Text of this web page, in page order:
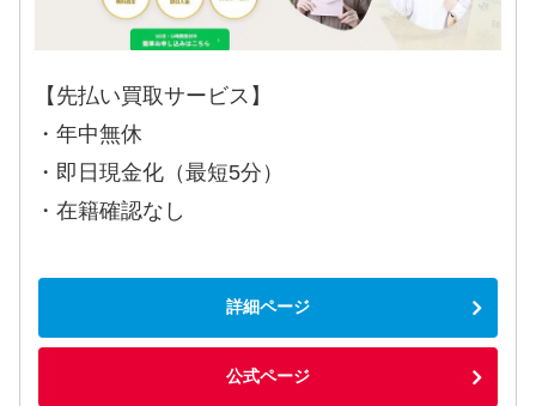
【先払い買取サービス】
・年中無休
・即日現金化（最短5分）
・在籍確認なし
詳細ページ
公式ページ